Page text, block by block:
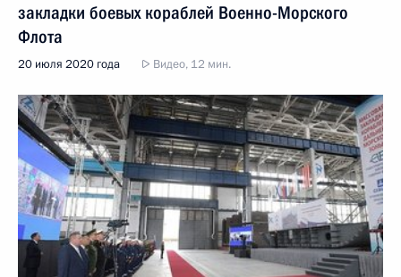
закладки боевых кораблей Военно-Морского
Флота
20 июля 2020 года Видео, 12 мин.